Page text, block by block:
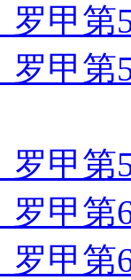
罗甲
罗甲第
罗甲
罗甲
罗甲